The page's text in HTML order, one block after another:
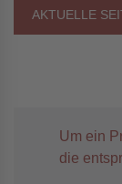
AKTUELLE
Um ein
die